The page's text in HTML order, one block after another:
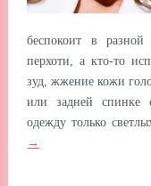
беспокоит в
перхоти, а кто-то
зуд, жжение кожи
или задней спинке
одежду только
→